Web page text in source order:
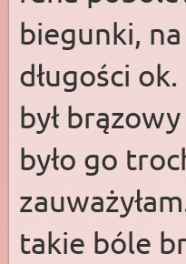
biegunki,
długości
był
było go
takie bóle